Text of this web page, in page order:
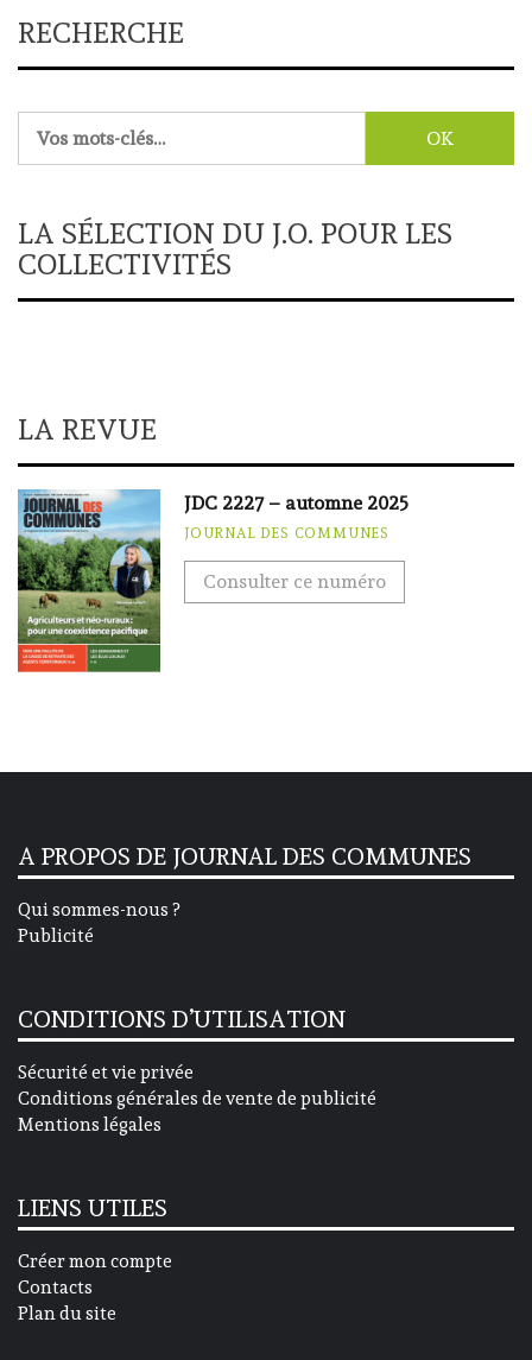
RECHERCHE
LA SÉLECTION DU J.O. POUR LES
COLLECTIVITÉS
LA REVUE
JDC 2227 – automne 2025
JOURNAL DES COMMUNES
Consulter ce numéro
A PROPOS DE JOURNAL DES COMMUNES
Qui sommes-nous ?
Publicité
CONDITIONS D’UTILISATION
Sécurité et vie privée
Conditions générales de vente de publicité
Mentions légales
LIENS UTILES
Créer mon compte
Contacts
Plan du site